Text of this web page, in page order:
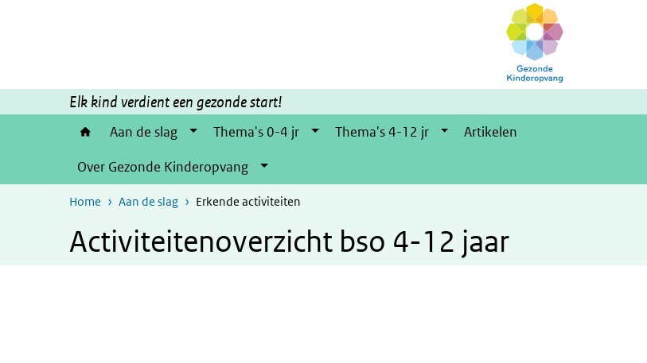
Elk kind verdient een gezonde start!
Aan de slag Thema's 0-4 jr Thema's 4-12 jr
Artikelen
Over Gezonde Kinderopvang
Home Aan de slag Erkende activiteiten
Activiteitenoverzicht bso 4-12 jaar